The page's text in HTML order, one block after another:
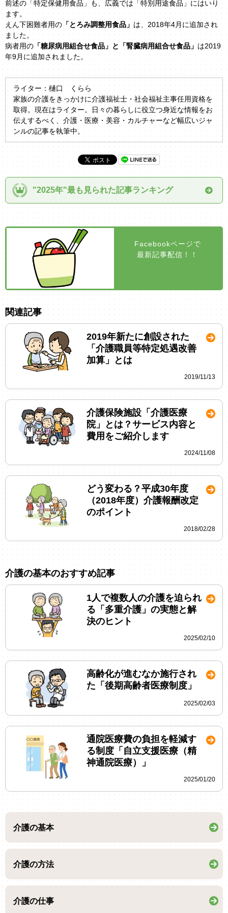
前述の「特定保健用食品」も、広義では「特別用途食品」にはいり
ます。
えん下困難者用の「とろみ調整用食品」 は、2018年4月に追加され
ました。
病者用の「糖尿病用組合せ食品」と「腎臓病用組合せ食品」 は2019
年9月に追加されました。
ライター：樋口 くらら
家族の介護をきっかけに介護福祉士・社会福祉主事任用資格を
取得。現在はライター。日々の暮らしに役立つ身近な情報をお
伝えするべく、介護・医療・美容・カルチャーなど幅広いジャ
ンルの記事を執筆中。
"2025年"最も見られた記事ランキング
Facebookページで
最新記事配信！！
関連記事
2019年新たに創設された
「介護職員等特定処遇改善
加算」とは
2019/11/13
介護保険施設「介護医療
院」とは？サービス内容と
費用をご紹介します
2024/11/08
どう変わる？平成30年度
（2018年度）介護報酬改定
のポイント
2018/02/28
介護の基本のおすすめ記事
1人で複数人の介護を迫られ
る「多重介護」の実態と解
決のヒント
2025/02/10
高齢化が進むなか施行され
た「後期高齢者医療制度」
2025/02/03
通院医療費の負担を軽減す
る制度「自立支援医療（精
神通院医療）」
2025/01/20
介護の基本
介護の方法
介護の仕事